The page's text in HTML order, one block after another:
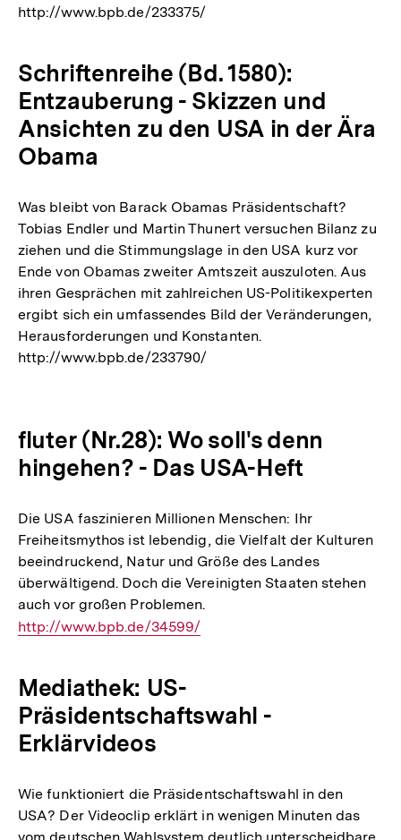
http://www.bpb.de/233375/
Schriftenreihe (Bd. 1580):
Entzauberung - Skizzen und
Ansichten zu den USA in der Ära
Obama
Was bleibt von Barack Obamas Präsidentschaft?
Tobias Endler und Martin Thunert versuchen Bilanz zu
ziehen und die Stimmungslage in den USA kurz vor
Ende von Obamas zweiter Amtszeit auszuloten. Aus
ihren Gesprächen mit zahlreichen US-Politikexperten
ergibt sich ein umfassendes Bild der Veränderungen,
Herausforderungen und Konstanten.
http://www.bpb.de/233790/
fluter (Nr.28): Wo soll's denn
hingehen? - Das USA-Heft
Die USA faszinieren Millionen Menschen: Ihr
Freiheitsmythos ist lebendig, die Vielfalt der Kulturen
beeindruckend, Natur und Größe des Landes
überwältigend. Doch die Vereinigten Staaten stehen
auch vor großen Problemen.
Interner
http://www.bpb.de/34599/
Mediathek: US-
Präsidentschaftswahl -
Erklärvideos
Wie funktioniert die Präsidentschaftswahl in den
USA? Der Videoclip erklärt in wenigen Minuten das